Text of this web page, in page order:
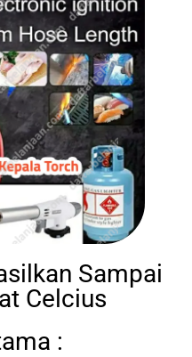
Sampai
Celcius
: